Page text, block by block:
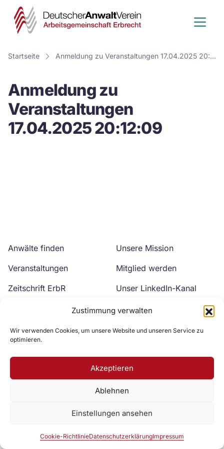
Zustimmung verwalten
Wir verwenden Cookies, um unsere Website und unseren Service zu
optimieren.
Akzeptieren
Ablehnen
Einstellungen ansehen
Cookie-RichtlinieDatenschutzerklärungImpressum
Deutscher
Anwalt
Verein
Startseite Anmeldung zu Veranstaltungen 17.04.2025 20:12:09
Anmeldung zu
Veranstaltungen
17.04.2025 20:12:09
Anwälte finden
Veranstaltungen
Zeitschrift ErbR
Unsere Mission
Mitglied werden
Unser LinkedIn-Kanal
Unser YouTube-Kanal
Zur DAV Webseite